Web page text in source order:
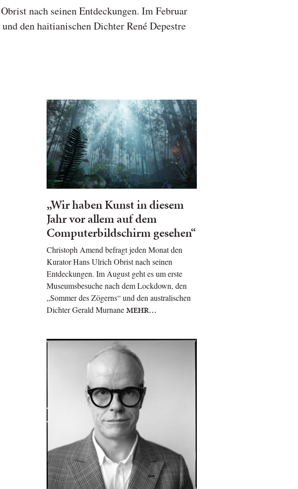
nach seinen Entdeckungen. Im Februar
den haitianischen Dichter René Depestre
„Wir haben Kunst in diesem
Jahr vor allem auf dem
Computerbildschirm gesehen“
Christoph Amend befragt jeden Monat den
Kurator Hans Ulrich Obrist nach seinen
Entdeckungen. Im August geht es um erste
Museumsbesuche nach dem Lockdown, den
„Sommer des Zögerns“ und den australischen
Dichter Gerald MurnaneMEHR…